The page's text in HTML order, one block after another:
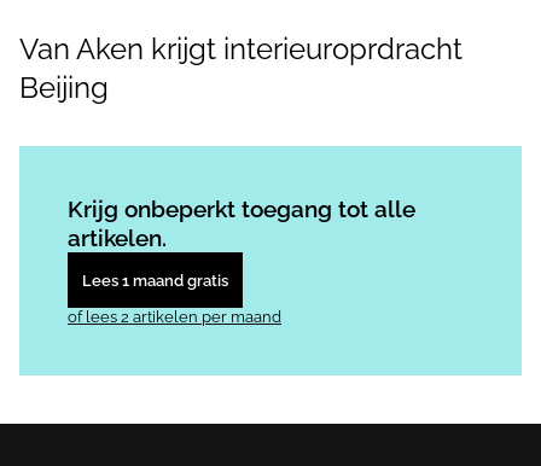
Van Aken krijgt interieuroprdracht
Beijing
Krijg onbeperkt toegang tot alle
artikelen.
Lees 1 maand gratis
of lees 2 artikelen per maand